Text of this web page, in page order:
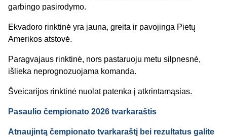
garbingo pasirodymo.
Ekvadoro rinktinė yra jauna, greita ir pavojinga Pietų
Amerikos atstovė.
Paragvajaus rinktinė, nors pastaruoju metu silpnesnė,
išlieka neprognozuojama komanda.
Šveicarijos rinktinė nuolat patenka į atkrintamąsias.
Pasaulio čempionato 2026 tvarkaraštis
Atnaujintą čempionato tvarkaraštį bei rezultatus galite